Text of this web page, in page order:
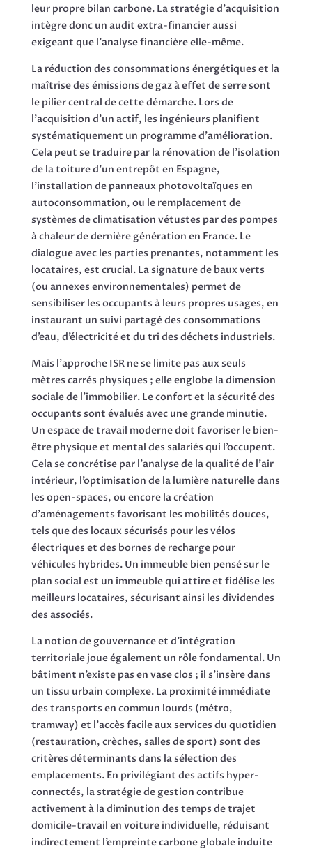
leur propre bilan carbone. La stratégie d’acquisition
intègre donc un audit extra-financier aussi
exigeant que l’analyse financière elle-même.
La réduction des consommations énergétiques et la
maîtrise des émissions de gaz à effet de serre sont
le pilier central de cette démarche. Lors de
l’acquisition d’un actif, les ingénieurs planifient
systématiquement un programme d’amélioration.
Cela peut se traduire par la rénovation de l’isolation
de la toiture d’un entrepôt en Espagne,
l’installation de panneaux photovoltaïques en
autoconsommation, ou le remplacement de
systèmes de climatisation vétustes par des pompes
à chaleur de dernière génération en France. Le
dialogue avec les parties prenantes, notamment les
locataires, est crucial. La signature de baux verts
(ou annexes environnementales) permet de
sensibiliser les occupants à leurs propres usages, en
instaurant un suivi partagé des consommations
d’eau, d’électricité et du tri des déchets industriels.
Mais l’approche ISR ne se limite pas aux seuls
mètres carrés physiques ; elle englobe la dimension
sociale de l’immobilier. Le confort et la sécurité des
occupants sont évalués avec une grande minutie.
Un espace de travail moderne doit favoriser le bien-
être physique et mental des salariés qui l’occupent.
Cela se concrétise par l’analyse de la qualité de l’air
intérieur, l’optimisation de la lumière naturelle dans
les open-spaces, ou encore la création
d’aménagements favorisant les mobilités douces,
tels que des locaux sécurisés pour les vélos
électriques et des bornes de recharge pour
véhicules hybrides. Un immeuble bien pensé sur le
plan social est un immeuble qui attire et fidélise les
meilleurs locataires, sécurisant ainsi les dividendes
des associés.
La notion de gouvernance et d’intégration
territoriale joue également un rôle fondamental. Un
bâtiment n’existe pas en vase clos ; il s’insère dans
un tissu urbain complexe. La proximité immédiate
des transports en commun lourds (métro,
tramway) et l’accès facile aux services du quotidien
(restauration, crèches, salles de sport) sont des
critères déterminants dans la sélection des
emplacements. En privilégiant des actifs hyper-
connectés, la stratégie de gestion contribue
activement à la diminution des temps de trajet
domicile-travail en voiture individuelle, réduisant
indirectement l’empreinte carbone globale induite